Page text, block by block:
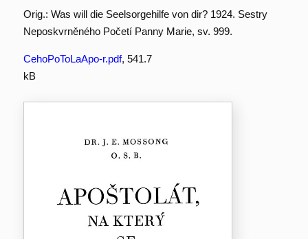
Orig.: Was will die Seelsorgehilfe von dir? 1924. Sestry
Neposkvrněného Početí Panny Marie, sv. 999.
CehoPoToLaApo-r.pdf, 541.7
kB